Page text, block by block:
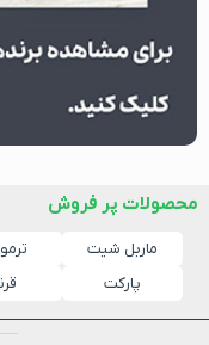
محصولات پر فروش
ماربل شیت
پارکت